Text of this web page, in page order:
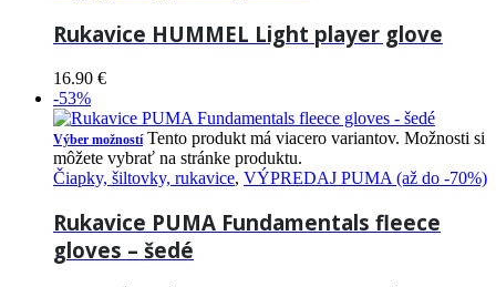
Rukavice HUMMEL Light player glove
16.90 €
-53%
Výber možností Tento produkt má viacero variantov. Možnosti si
môžete vybrať na stránke produktu.
Čiapky, šiltovky, rukavice, VÝPREDAJ PUMA (až do -70%)
Rukavice PUMA Fundamentals fleece
gloves – šedé